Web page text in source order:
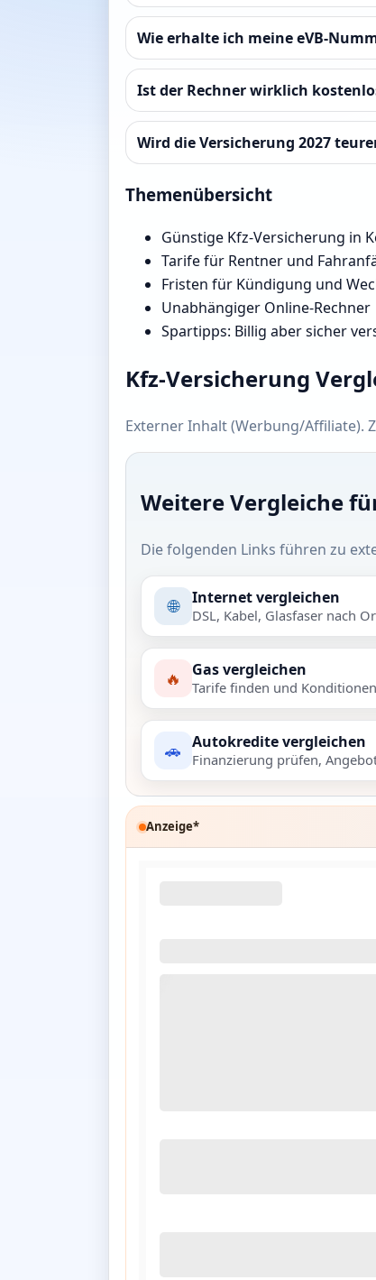
Wie erhalte ich meine eVB-
Ist der Rechner wirklich
Wird die Versicherung 2027
Themenübersicht
Günstige Kfz-Versicherung in
Tarife für Rentner und
Fristen für Kündigung und
Unabhängiger Online-Rechner
Spartipps: Billig aber sicher
Kfz-Versicherung
Externer Inhalt (Werbung/Affiliate).
Weitere Vergleiche
Die folgenden Links führen zu
🌐 Internet vergleichen
DSL, Kabel, Glasfaser nach
🔥 Gas vergleichen
Tarife finden und
🚗 Autokredite vergleichen
Finanzierung prüfen,
Anzeige*